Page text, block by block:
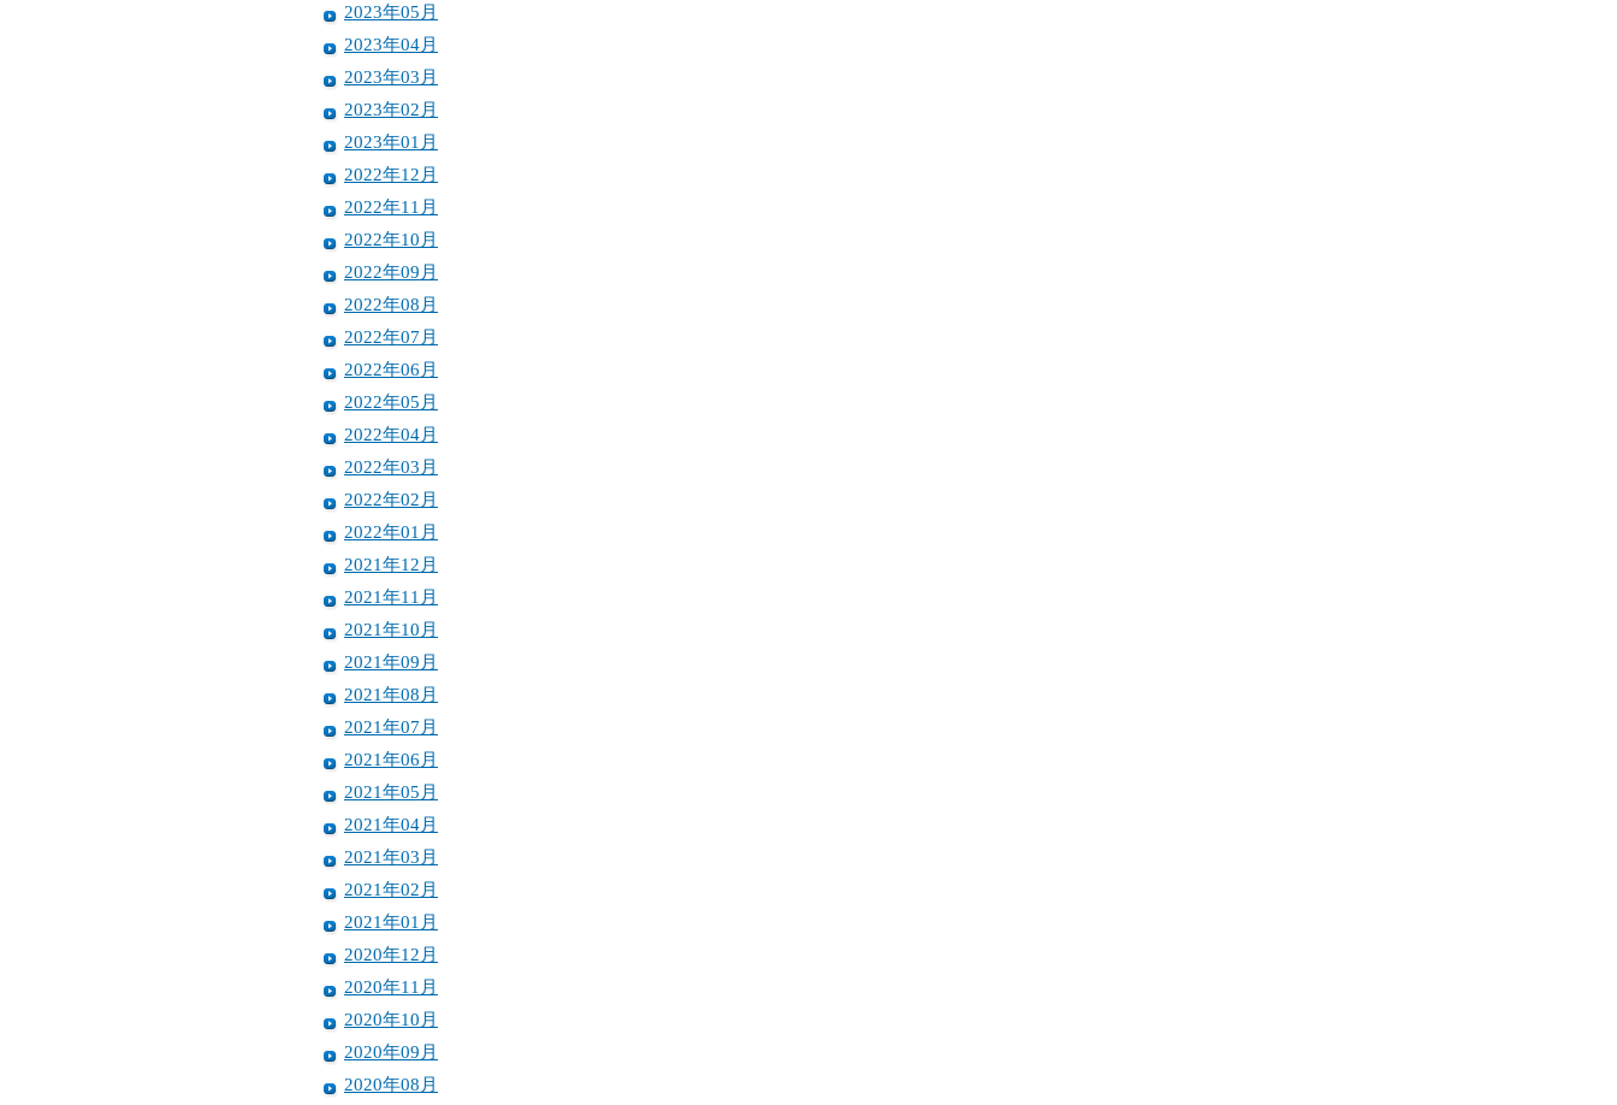
2023年05月
2023年04月
2023年03月
2023年02月
2023年01月
2022年12月
2022年11月
2022年10月
2022年09月
2022年08月
2022年07月
2022年06月
2022年05月
2022年04月
2022年03月
2022年02月
2022年01月
2021年12月
2021年11月
2021年10月
2021年09月
2021年08月
2021年07月
2021年06月
2021年05月
2021年04月
2021年03月
2021年02月
2021年01月
2020年12月
2020年11月
2020年10月
2020年09月
2020年08月